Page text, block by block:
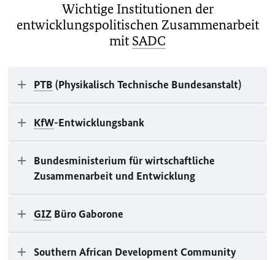
Wichtige Institutionen der
entwicklungspolitischen Zusammenarbeit
mitSADC
PTB (Physikalisch Technische Bundesanstalt)
KfW-Entwicklungsbank
Bundesministerium für wirtschaftliche
Zusammenarbeit und Entwicklung
GIZ Büro Gaborone
Southern African Development Community